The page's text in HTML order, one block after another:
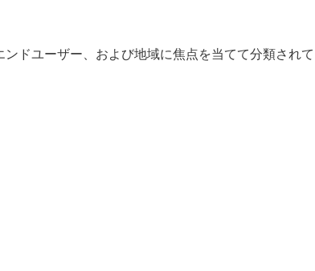
ドユーザー、および地域に焦点を当てて分類されて